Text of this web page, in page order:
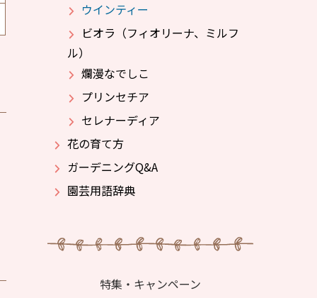
ウインティー
ビオラ（フィオリーナ、ミルフ
ル）
爛漫なでしこ
プリンセチア
セレナーディア
花の育て方
ガーデニングQ&A
園芸用語辞典
特集・キャンペーン